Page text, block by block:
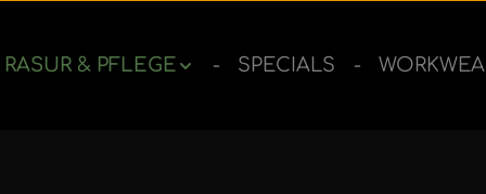
RASUR & PFLEGE SPECIALS